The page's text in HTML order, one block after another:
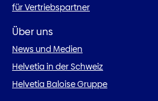
für Vertriebspartner
Über uns
News und Medien
Helvetia in der Schweiz
Helvetia Baloise Gruppe